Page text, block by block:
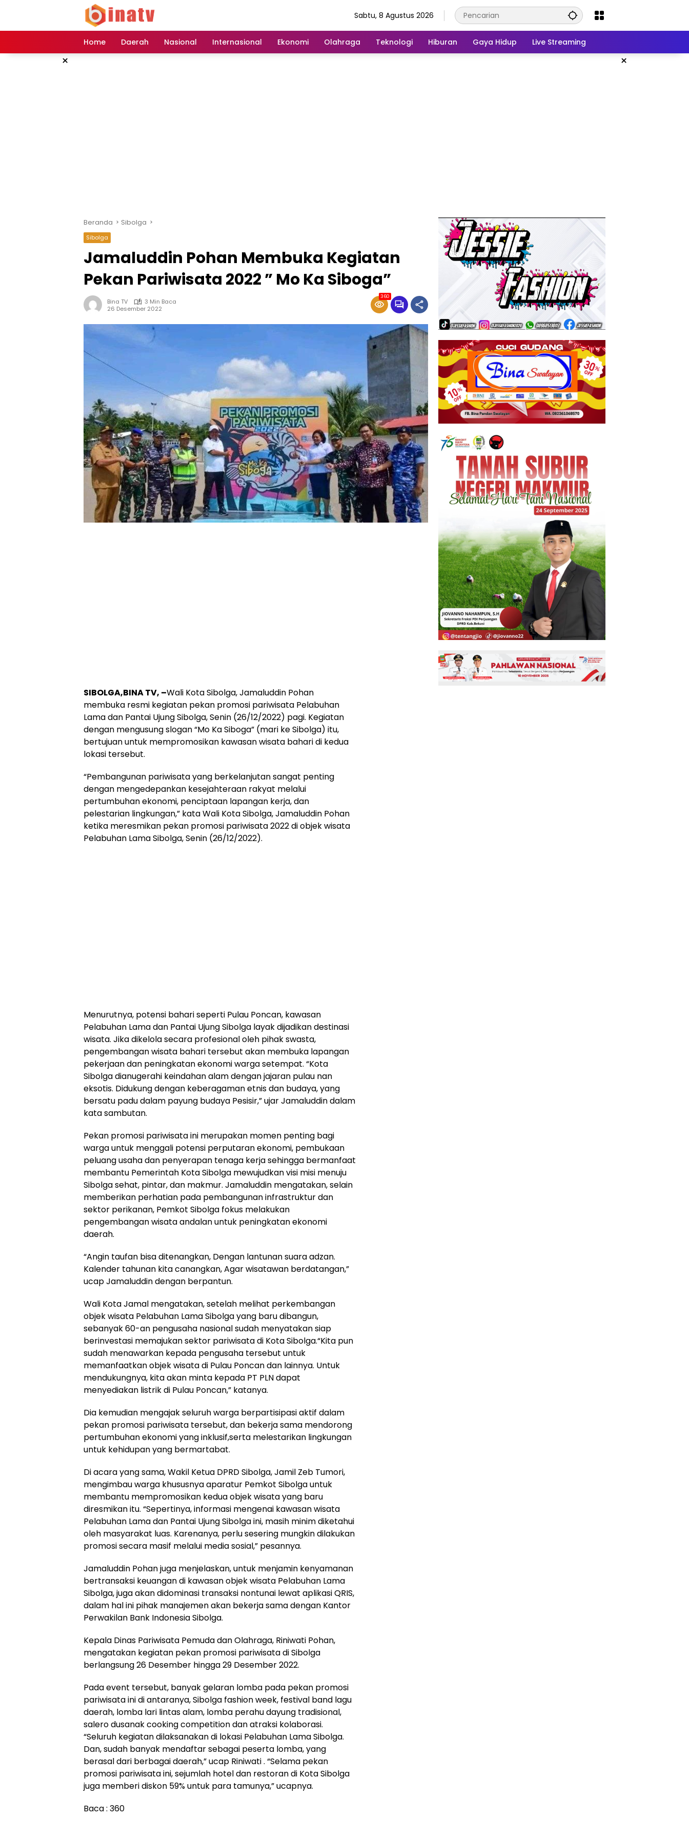
Sabtu, 8 Agustus 2026
Home Daerah Nasional Internasional Ekonomi Olahraga Teknologi Hiburan Gaya Hidup Live Streaming
× ×
Beranda Sibolga
Sibolga
Jamaluddin Pohan Membuka Kegiatan
Pekan Pariwisata 2022 ” Mo Ka Siboga”
Bina TV
3 Min Baca
26 Desember 2022
360
SIBOLGA,BINA TV, –Wali Kota Sibolga, Jamaluddin Pohan
membuka resmi kegiatan pekan promosi pariwisata Pelabuhan
Lama dan Pantai Ujung Sibolga, Senin (26/12/2022) pagi. Kegiatan
dengan mengusung slogan “Mo Ka Siboga” (mari ke Sibolga) itu,
bertujuan untuk mempromosikan kawasan wisata bahari di kedua
lokasi tersebut.
“Pembangunan pariwisata yang berkelanjutan sangat penting
dengan mengedepankan kesejahteraan rakyat melalui
pertumbuhan ekonomi, penciptaan lapangan kerja, dan
pelestarian lingkungan,” kata Wali Kota Sibolga, Jamaluddin Pohan
ketika meresmikan pekan promosi pariwisata 2022 di objek wisata
Pelabuhan Lama Sibolga, Senin (26/12/2022).
Menurutnya, potensi bahari seperti Pulau Poncan, kawasan
Pelabuhan Lama dan Pantai Ujung Sibolga layak dijadikan destinasi
wisata. Jika dikelola secara profesional oleh pihak swasta,
pengembangan wisata bahari tersebut akan membuka lapangan
pekerjaan dan peningkatan ekonomi warga setempat. “Kota
Sibolga dianugerahi keindahan alam dengan jajaran pulau nan
eksotis. Didukung dengan keberagaman etnis dan budaya, yang
bersatu padu dalam payung budaya Pesisir,” ujar Jamaluddin dalam
kata sambutan.
Pekan promosi pariwisata ini merupakan momen penting bagi
warga untuk menggali potensi perputaran ekonomi, pembukaan
peluang usaha dan penyerapan tenaga kerja sehingga bermanfaat
membantu Pemerintah Kota Sibolga mewujudkan visi misi menuju
Sibolga sehat, pintar, dan makmur. Jamaluddin mengatakan, selain
memberikan perhatian pada pembangunan infrastruktur dan
sektor perikanan, Pemkot Sibolga fokus melakukan
pengembangan wisata andalan untuk peningkatan ekonomi
daerah.
“Angin taufan bisa ditenangkan, Dengan lantunan suara adzan.
Kalender tahunan kita canangkan, Agar wisatawan berdatangan,”
ucap Jamaluddin dengan berpantun.
Wali Kota Jamal mengatakan, setelah melihat perkembangan
objek wisata Pelabuhan Lama Sibolga yang baru dibangun,
sebanyak 60-an pengusaha nasional sudah menyatakan siap
berinvestasi memajukan sektor pariwisata di Kota Sibolga.“Kita pun
sudah menawarkan kepada pengusaha tersebut untuk
memanfaatkan objek wisata di Pulau Poncan dan lainnya. Untuk
mendukungnya, kita akan minta kepada PT PLN dapat
menyediakan listrik di Pulau Poncan,” katanya.
Dia kemudian mengajak seluruh warga berpartisipasi aktif dalam
pekan promosi pariwisata tersebut, dan bekerja sama mendorong
pertumbuhan ekonomi yang inklusif,serta melestarikan lingkungan
untuk kehidupan yang bermartabat.
Di acara yang sama, Wakil Ketua DPRD Sibolga, Jamil Zeb Tumori,
mengimbau warga khususnya aparatur Pemkot Sibolga untuk
membantu mempromosikan kedua objek wisata yang baru
diresmikan itu. “Sepertinya, informasi mengenai kawasan wisata
Pelabuhan Lama dan Pantai Ujung Sibolga ini, masih minim diketahui
oleh masyarakat luas. Karenanya, perlu sesering mungkin dilakukan
promosi secara masif melalui media sosial,” pesannya.
Jamaluddin Pohan juga menjelaskan, untuk menjamin kenyamanan
bertransaksi keuangan di kawasan objek wisata Pelabuhan Lama
Sibolga, juga akan didominasi transaksi nontunai lewat aplikasi QRIS,
dalam hal ini pihak manajemen akan bekerja sama dengan Kantor
Perwakilan Bank Indonesia Sibolga.
Kepala Dinas Pariwisata Pemuda dan Olahraga, Riniwati Pohan,
mengatakan kegiatan pekan promosi pariwisata di Sibolga
berlangsung 26 Desember hingga 29 Desember 2022.
Pada event tersebut, banyak gelaran lomba pada pekan promosi
pariwisata ini di antaranya, Sibolga fashion week, festival band lagu
daerah, lomba lari lintas alam, lomba perahu dayung tradisional,
salero dusanak cooking competition dan atraksi kolaborasi.
“Seluruh kegiatan dilaksanakan di lokasi Pelabuhan Lama Sibolga.
Dan, sudah banyak mendaftar sebagai peserta lomba, yang
berasal dari berbagai daerah,” ucap Riniwati . “Selama pekan
promosi pariwisata ini, sejumlah hotel dan restoran di Kota Sibolga
juga memberi diskon 59% untuk para tamunya,” ucapnya.
Baca : 360